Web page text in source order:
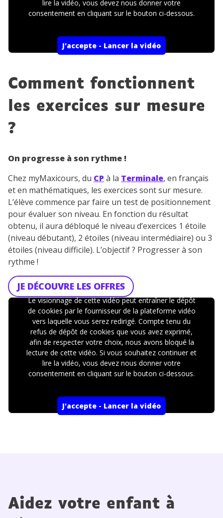
lire la vidéo, vous devez nous donner votre
consentement en cliquant sur le bouton ci-dessous.
J'accepte - Lancer la vidéo
Comment fonctionnent
les exercices sur mesure
?
On progresse à son rythme !
Chez myMaxicours, du CP à la Terminale, en français
et en mathématiques, les exercices sont sur mesure.
L’élève commence par faire un test de positionnement
pour évaluer son niveau. En fonction du résultat
obtenu, il aura débloqué le niveau d’exercices 1 étoile
(niveau débutant), 2 étoiles (niveau intermédiaire) ou 3
étoiles (niveau difficile). L’objectif ? Progresser à son
rythme !
JE DÉCOUVRE LES OFFRES
Le visionnage de cette vidéo peut entraîner le dépôt
de cookies par le fournisseur de la plateforme vidéo
vers laquelle vous serez redirigé. Compte tenu du
refus de dépôt de cookies que vous avez exprimé,
afin de respecter votre choix, nous avons bloqué la
lecture de cette vidéo. Si vous souhaitez continuer et
lire la vidéo, vous devez nous donner votre
consentement en cliquant sur le bouton ci-dessous.
J'accepte - Lancer la vidéo
Aidez votre enfant à